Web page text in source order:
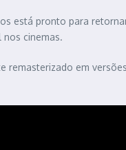
está pronto para
nos cinemas.
em